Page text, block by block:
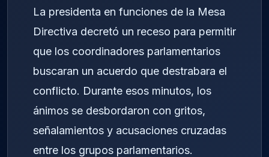
La presidenta en funciones de la Mesa
Directiva decretó un receso para permitir
que los coordinadores parlamentarios
buscaran un acuerdo que destrabara el
conflicto. Durante esos minutos, los
ánimos se desbordaron con gritos,
señalamientos y acusaciones cruzadas
entre los grupos parlamentarios.